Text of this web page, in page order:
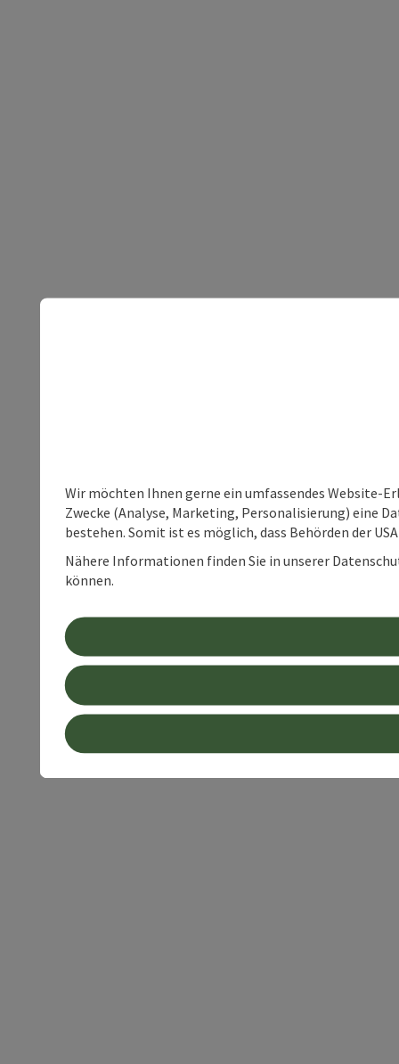
Wir möchten Ihnen gerne ein umfassendes Website-
Zwecke (Analyse, Marketing, Personalisierung) eine
bestehen. Somit ist es möglich, dass Behörden der
Nähere Informationen finden Sie in unserer
können.